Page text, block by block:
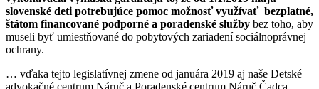
slovenské deti potrebujúce pomoc možnosť využívať bezplatné,
štátom financované podporné a poradenské služby bez toho, aby
museli byť umiestňované do pobytových zariadení sociálnoprávnej
ochrany.
… vďaka tejto legislatívnej zmene od januára 2019 aj naše Detské
advokačné centrum Náruč a Poradenské centrum Náruč Čadca